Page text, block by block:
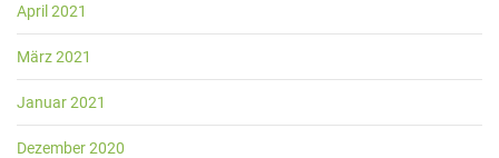
April 2021
März 2021
Januar 2021
Dezember 2020